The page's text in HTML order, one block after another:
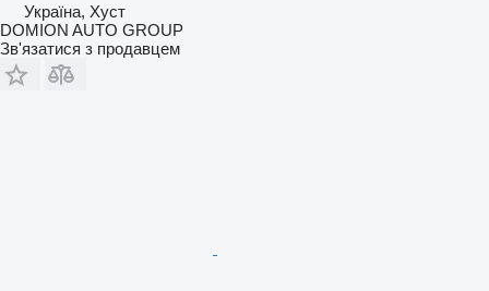
Україна, Хуст
DOMION AUTO GROUP
Зв'язатися з продавцем